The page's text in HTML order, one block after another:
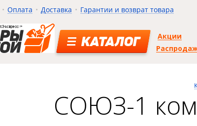
Оплата Доставка Гарантии и возврат товара
КАТАЛОГ
Акции
СОЮЗ-1